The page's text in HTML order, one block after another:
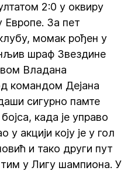
2:0 у оквиру
Европе. За пет
момак рођен у
шраф Звездине
Владана
командом Дејана
сигурно памте
када је управо
акцији коју је у гол
и тако други пут
у Лигу шампиона. У